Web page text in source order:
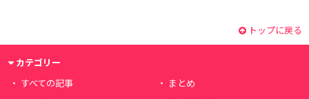
トップに戻る
カテゴリー
すべての記事
まとめ